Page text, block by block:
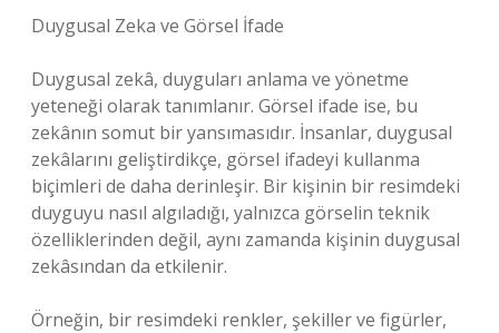
Duygusal Zeka ve Görsel İfade
Duygusal zekâ, duyguları anlama ve yönetme
yeteneği olarak tanımlanır. Görsel ifade ise, bu
zekânın somut bir yansımasıdır. İnsanlar, duygusal
zekâlarını geliştirdikçe, görsel ifadeyi kullanma
biçimleri de daha derinleşir. Bir kişinin bir resimdeki
duyguyu nasıl algıladığı, yalnızca görselin teknik
özelliklerinden değil, aynı zamanda kişinin duygusal
zekâsından da etkilenir.
Örneğin, bir resimdeki renkler, şekiller ve figürler,